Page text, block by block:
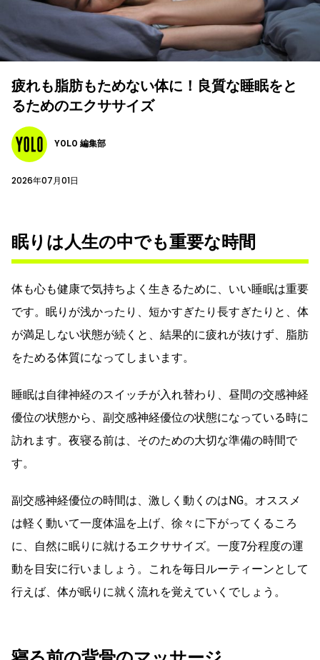
疲れも脂肪もためない体に！良質な睡眠をと
るためのエクササイズ
YOLO 編集部
2026年07月01日
眠りは人生の中でも重要な時間
体も心も健康で気持ちよく生きるために、いい睡眠は重要
です。眠りが浅かったり、短かすぎたり長すぎたりと、体
が満足しない状態が続くと、結果的に疲れが抜けず、脂肪
をためる体質になってしまいます。
睡眠は自律神経のスイッチが入れ替わり、昼間の交感神経
優位の状態から、副交感神経優位の状態になっている時に
訪れます。夜寝る前は、そのための大切な準備の時間で
す。
副交感神経優位の時間は、激しく動くのはNG。オススメ
は軽く動いて一度体温を上げ、徐々に下がってくるころ
に、自然に眠りに就けるエクササイズ。一度7分程度の運
動を目安に行いましょう。これを毎日ルーティーンとして
行えば、体が眠りに就く流れを覚えていくでしょう。